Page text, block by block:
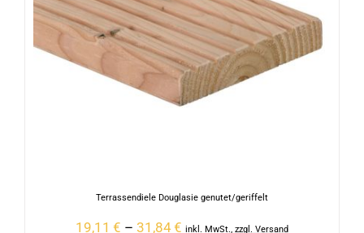
Terrassendiele Douglasie genutet/geriffelt
19,11 € – 31,84€ inkl. MwSt., zzgl. Versand